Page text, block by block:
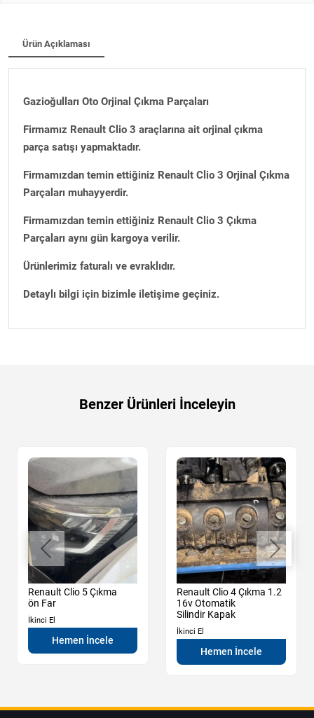
Ürün Açıklaması
Gazioğulları Oto Orjinal Çıkma Parçaları
Firmamız Renault Clio 3 araçlarına ait orjinal çıkma
parça satışı yapmaktadır.
Firmamızdan temin ettiğiniz Renault Clio 3 Orjinal Çıkma
Parçaları muhayyerdir.
Firmamızdan temin ettiğiniz Renault Clio 3 Çıkma
Parçaları aynı gün kargoya verilir.
Ürünlerimiz faturalı ve evraklıdır.
Detaylı bilgi için bizimle iletişime geçiniz.
Benzer Ürünleri İnceleyin
Renault Clio 5 Çıkma
ön Far
İkinci El
Hemen İncele
Renault Clio 4 Çıkma 1.2
16v Otomatik
Silindir Kapak
İkinci El
Hemen İncele